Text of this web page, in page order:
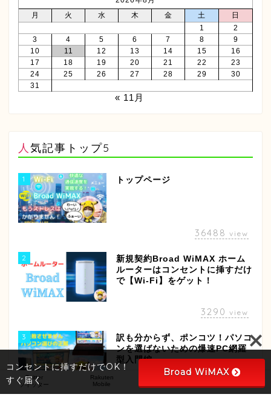
月
火 水 木 金 土
日
1
2
3
4 5 6 7 8
9
10
11 12 13 14 15
16
17
18 19 20 21 22
23
24
25 26 27 28 29
30
31
« 11月
人気記事トップ5
1 トップページ
36488 view
2
新規契約Broad WiMAX ホーム
ルーターはコンセントに挿すだけ
で【Wi-Fi】をゲット！
3290 view
3
訳も分からず、ポンコツ！パソコ
ンを選ばないための爆速PC網羅
型入門編
2988
Twitter
ツイッター
Rakuten
Mobile
Wi-Fi
HOME
コンセントに挿すだけでOK！
すぐ届く
Broad WiMAX